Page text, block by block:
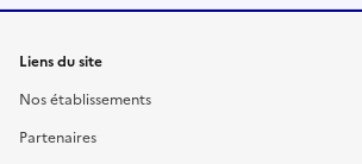
Liens du site
Nos établissements
Partenaires